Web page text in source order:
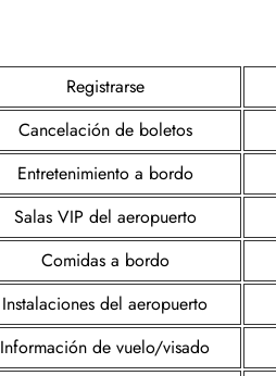
Registrarse
Cancelación de boletos
Entretenimiento a bordo
Salas VIP del aeropuerto
Comidas a bordo
Instalaciones del aeropuerto
Información de vuelo/visado